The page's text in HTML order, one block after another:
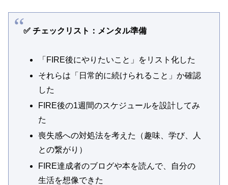
✅ チェックリスト：メンタル準備
「FIRE後にやりたいこと」をリスト化した
それらは「日常的に続けられること」か確認
した
FIRE後の1週間のスケジュールを設計してみ
た
喪失感への対処法を考えた（趣味、学び、人
との繋がり）
FIRE達成者のブログや本を読んで、自分の
生活を想像できた